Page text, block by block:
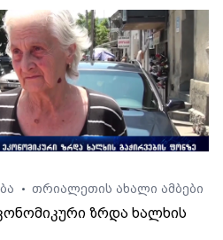
• თრიალეთის ახალი ამბები
ზრდა ხალხის